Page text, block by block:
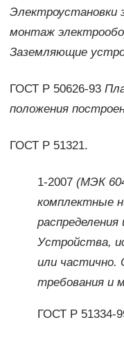
Электроустановки
монтаж
Заземляющие
ГОСТ Р 50626-93
положения
ГОСТ Р 51321.
1-2007 (МЭК
комплектные
Устройства,
или частично.
требования и
ГОСТ Р 51334-